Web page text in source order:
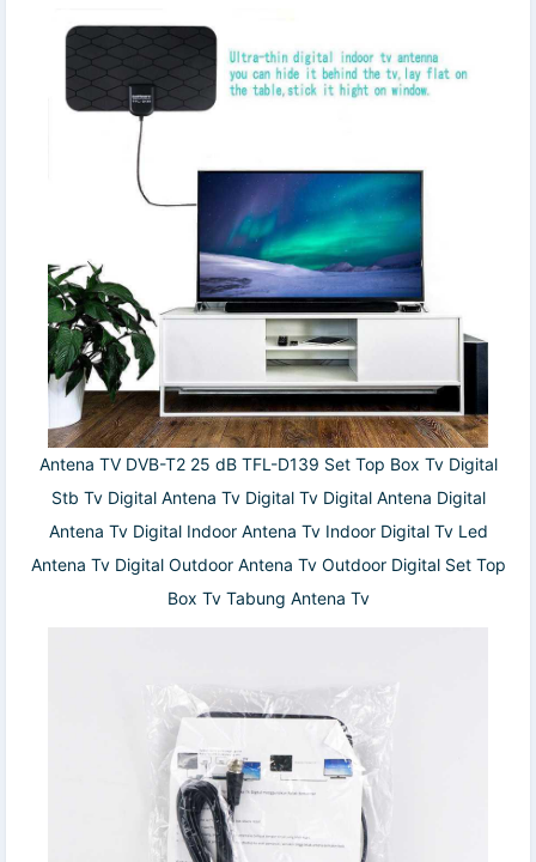
Antena TV DVB-T2 25 dB TFL-D139 Set Top Box Tv Digital
Stb Tv Digital Antena Tv Digital Tv Digital Antena Digital
Antena Tv Digital Indoor Antena Tv Indoor Digital Tv Led
Antena Tv Digital Outdoor Antena Tv Outdoor Digital Set Top
Box Tv Tabung Antena Tv